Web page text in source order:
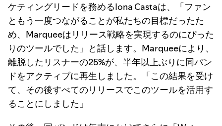
ケティングリードを務めるIona Castaは、「ファン
ともう一度つながることが私たちの目標だったた
め、Marqueeはリリース戦略を実現するのにぴった
りのツールでした」と話します。Marqueeにより、
離脱したリスナーの25%が、半年以上ぶりに同バン
ドをアクティブに再生しました。「この結果を受け
て、その後すべてのリリースでこのツールを活用す
ることにしました」